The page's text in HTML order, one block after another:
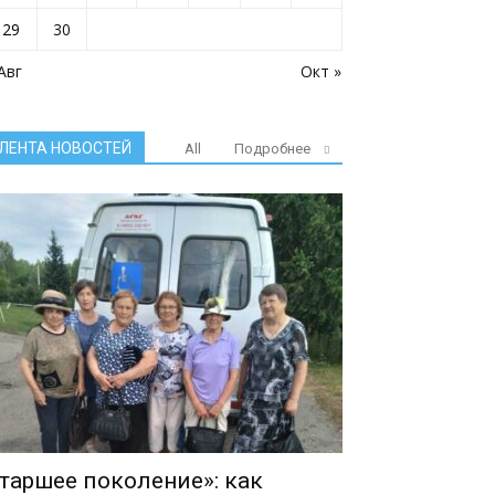
Окт »
29 30
НОВОСТЕЙ All Подробнее
поколение»: как